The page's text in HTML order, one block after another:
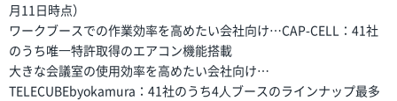
月11日時点）
ワークブースでの作業効率を高めたい会社向け…CAP-CELL：41社
のうち唯⼀特許取得のエアコン機能搭載
大きな会議室の使用効率を高めたい会社向け…
TELECUBEbyokamura：41社のうち4⼈ブースのラインナップ最多